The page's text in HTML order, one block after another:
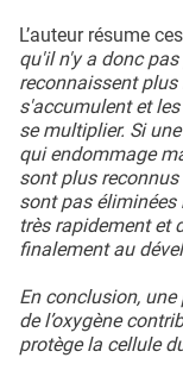
L’auteur résume
qu'il n'y a donc
reconnaissent
s'accumulent et
se multiplier. Si
qui endommage
sont plus
sont pas
très rapidement et
finalement au
En conclusion, une
de l’oxygène
protège la cellule